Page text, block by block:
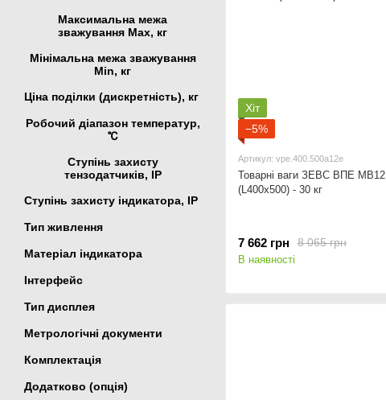
Хіт
−5%
Артикул: vpe.400.500a12e
Товарні ваги ЗЕВС ВПЕ МВ12
(L400x500) - 30 кг
8 065 грн
7 662 грн
В наявності
Максимальна межа
зважування Мах, кг
Мінімальна межа зважування
Min, кг
Ціна поділки (дискретність), кг
Робочий діапазон температур,
℃
Ступінь захисту
тензодатчиків, IP
Ступінь захисту індикатора, IP
Тип живлення
Матеріал індикатора
Інтерфейс
Тип дисплея
Метрологічні документи
Комплектація
Додатково (опція)